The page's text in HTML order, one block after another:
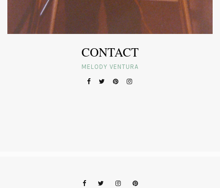
CONTACT
MELODY VENTURA